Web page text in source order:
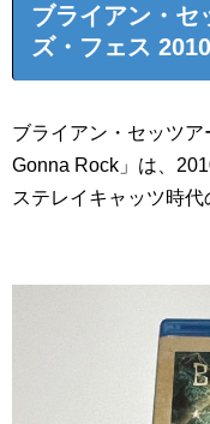
ブライアン・セ
ズ・フェス
ブライアン・セッツア
Gonna Rock」は、
ステレイキャッツ時代